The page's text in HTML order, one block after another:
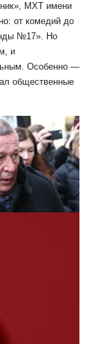
МХТ имени
от комедий до
№17». Но
и
Особенно —
общественные